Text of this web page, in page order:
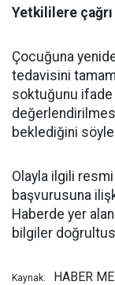
Yetkililere çağrı
Çocuğuna
tedavisini
soktuğunu ifade
beklediğini
Olayla ilgili
başvurusuna
Haberde yer
bilgiler
Kaynak: HABER